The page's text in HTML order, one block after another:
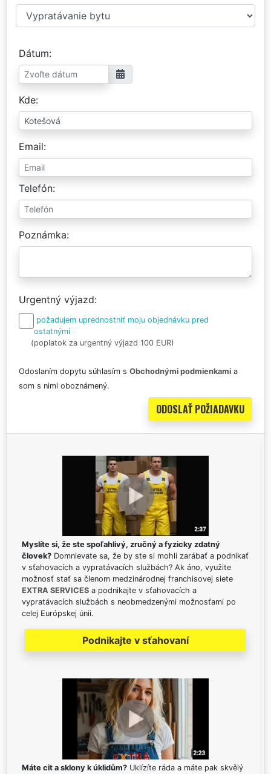
Dátum
Kde
Email
Telefón
Poznámka
Urgentný výjazd
požadujem uprednostniť moju objednávku pred
ostatnými
(poplatok za urgentný výjazd 100 EUR)
Odoslaním dopytu súhlasím s Obchodnými podmienkami a
som s nimi oboznámený.
Myslíte si, že ste spoľahlivý, zručný a fyzicky zdatný
človek? Domnievate sa, že by ste si mohli zarábať a podnikať
v sťahovacích a vypratávacích službách? Ak áno, využite
možnosť stať sa členom medzinárodnej franchisovej siete
EXTRA SERVICES a podnikajte v sťahovacích a
vypratávacích službách s neobmedzenými možnosťami po
celej Európskej únii.
Podnikajte v sťahovaní
Máte cit a sklony k úklidům? Uklízíte ráda a máte pak skvělý